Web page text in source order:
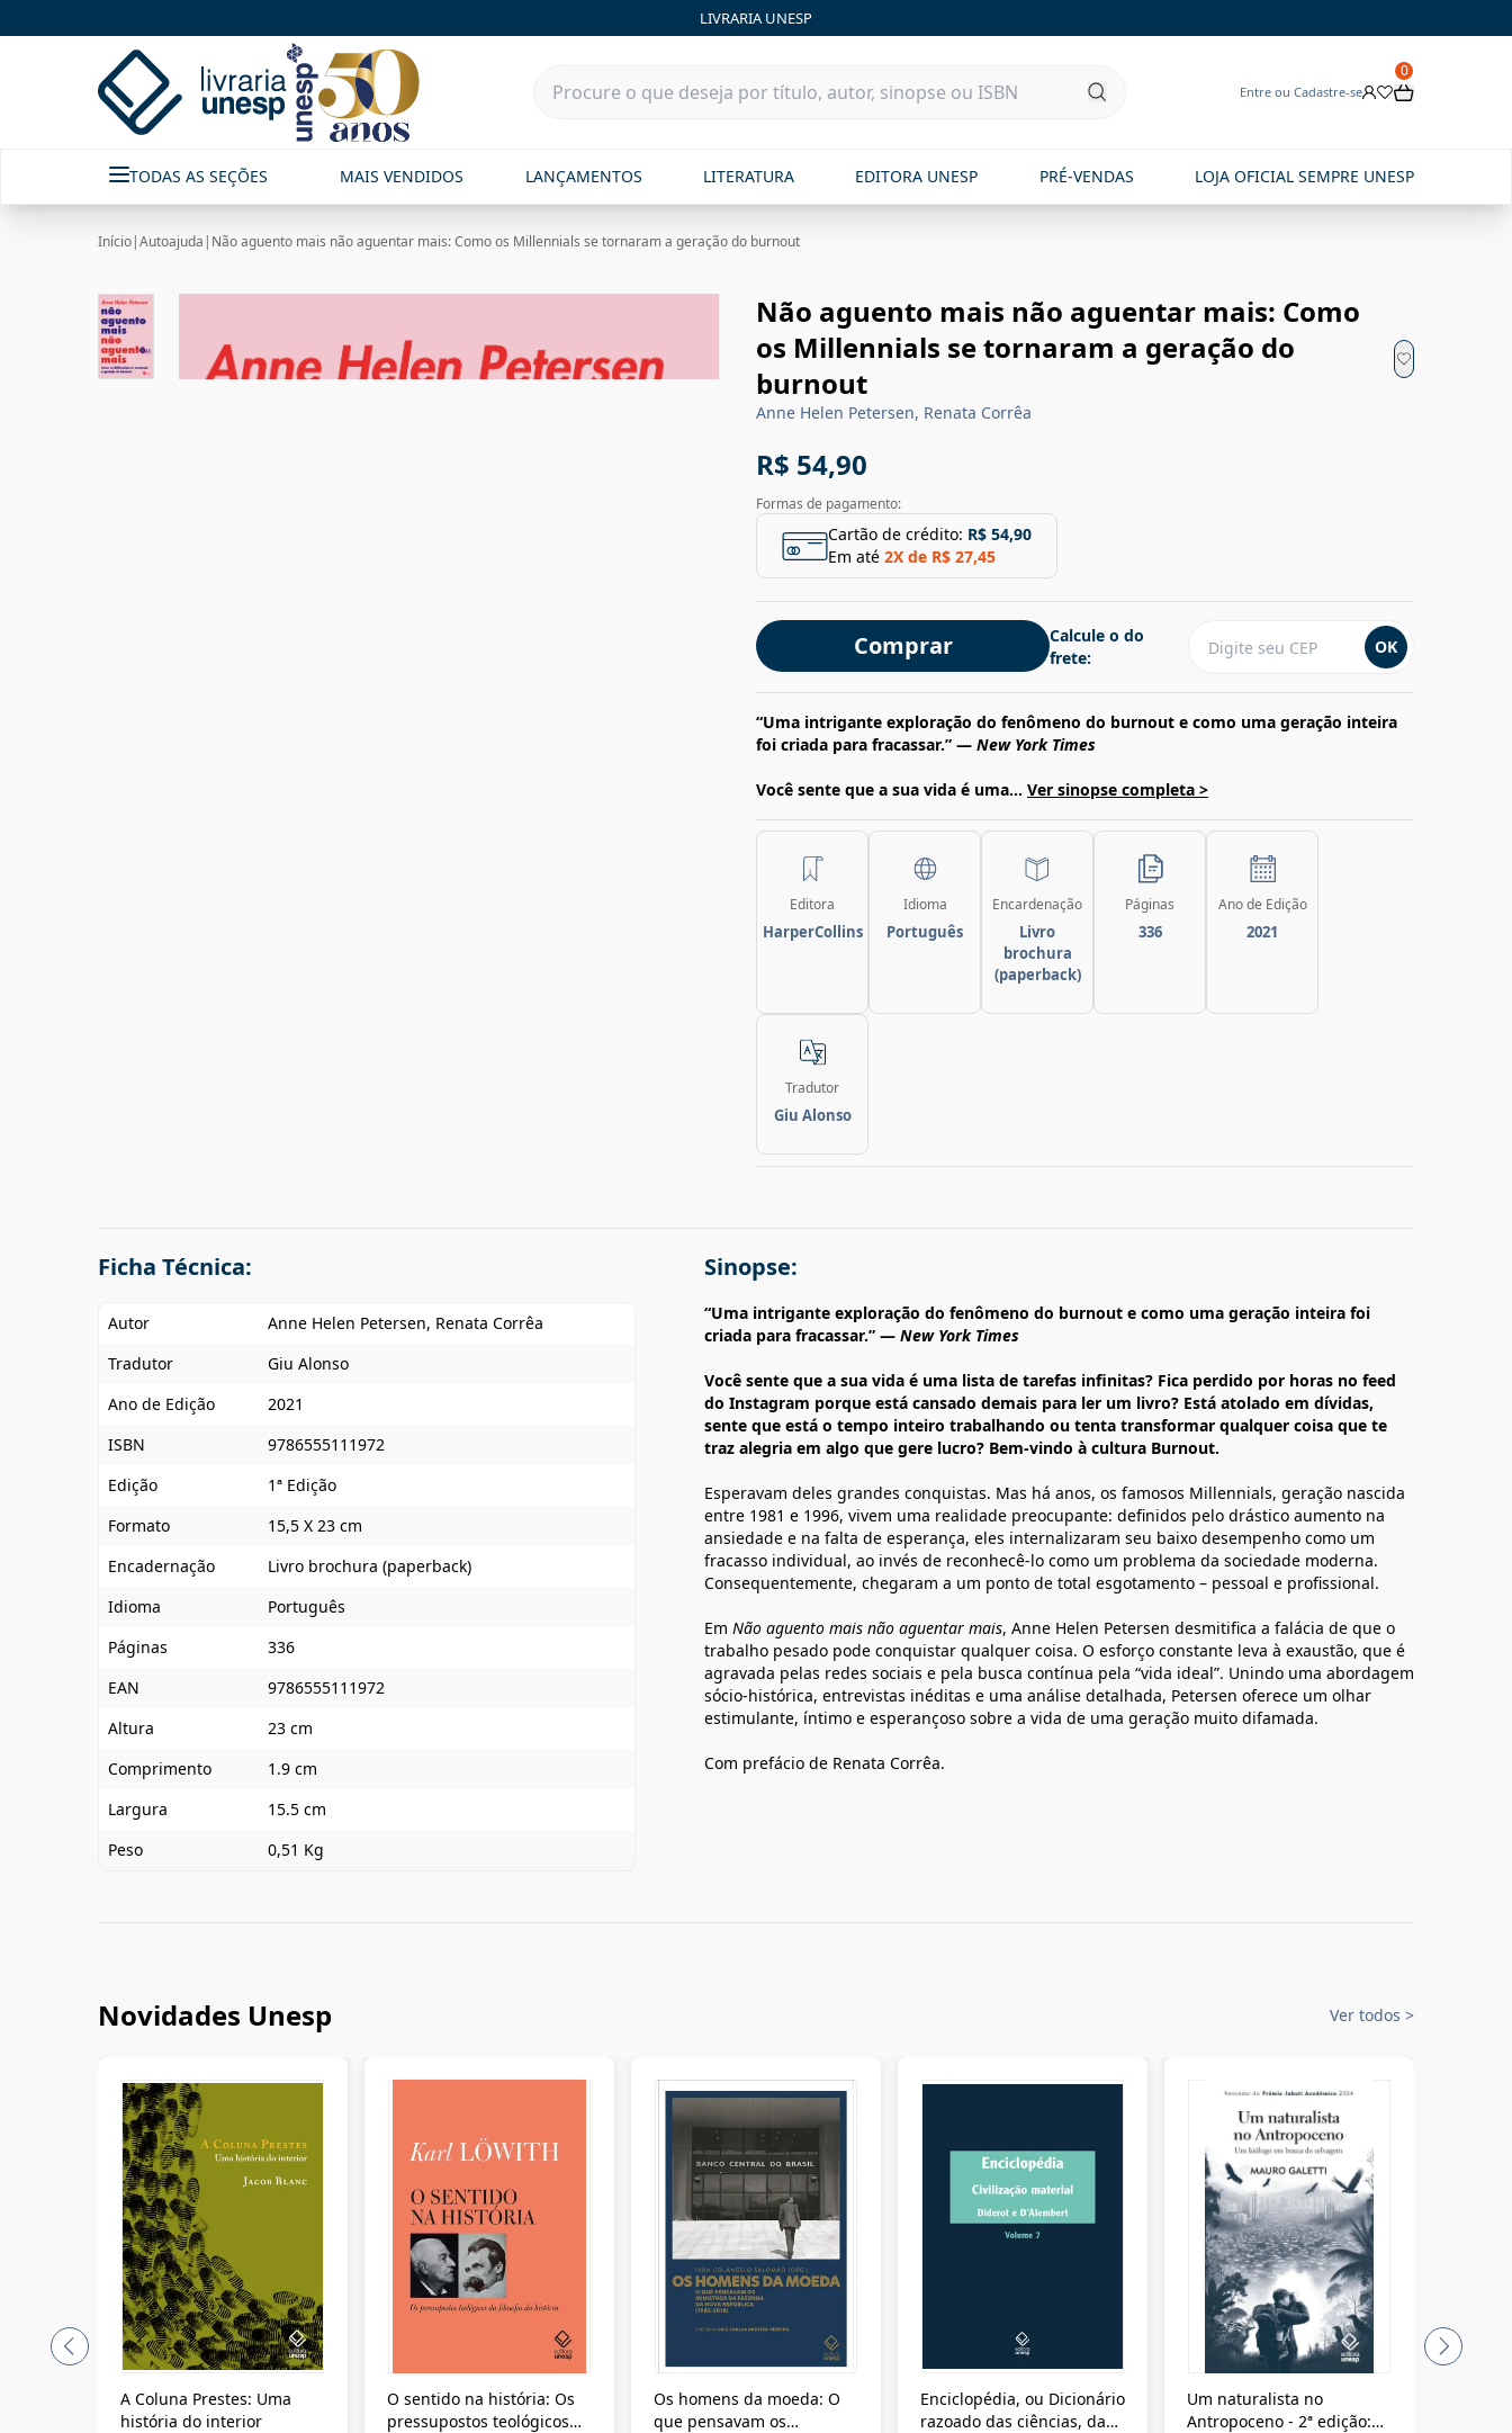
LIVRARIA UNESP
Entre ou Cadastre-se
0
TODAS AS SEÇÕES MAIS VENDIDOS LANÇAMENTOS LITERATURA EDITORA UNESP PRÉ-VENDAS LOJA OFICIAL SEMPRE UNESP
Início|Autoajuda | Não aguento mais não aguentar mais: Como os Millennials se tornaram a geração do burnout
Não aguento mais não aguentar mais: Como
os Millennials se tornaram a geração do
burnout
Anne Helen Petersen, Renata Corrêa
R$ 54,90
Formas de pagamento:
Cartão de crédito: R$ 54,90
Em até 2X de R$ 27,45
Comprar
Calcule o do
frete:
OK
“Uma intrigante exploração do fenômeno do burnout e como uma geração inteira
foi criada para fracassar.” — New York Times
Você sente que a sua vida é uma... Ver sinopse completa >
Editora
HarperCollins
Idioma
Português
Encardenação
Livro
brochura
(paperback)
Páginas
336
Ano de Edição
2021
Tradutor
Giu Alonso
Ficha Técnica:
Autor
Anne Helen Petersen, Renata Corrêa
Tradutor
Giu Alonso
Ano de Edição
2021
ISBN
9786555111972
Edição
1ª Edição
Formato
15,5 X 23 cm
Encadernação
Livro brochura (paperback)
Idioma
Português
Páginas
336
EAN
9786555111972
Altura
23 cm
Comprimento
1.9 cm
Largura
15.5 cm
Peso
0,51 Kg
Sinopse:
“Uma intrigante exploração do fenômeno do burnout e como uma geração inteira foi
criada para fracassar.” — New York Times
Você sente que a sua vida é uma lista de tarefas infinitas? Fica perdido por horas no feed
do Instagram porque está cansado demais para ler um livro? Está atolado em dívidas,
sente que está o tempo inteiro trabalhando ou tenta transformar qualquer coisa que te
traz alegria em algo que gere lucro? Bem-vindo à cultura Burnout.
Esperavam deles grandes conquistas. Mas há anos, os famosos Millennials, geração nascida
entre 1981 e 1996, vivem uma realidade preocupante: definidos pelo drástico aumento na
ansiedade e na falta de esperança, eles internalizaram seu baixo desempenho como um
fracasso individual, ao invés de reconhecê-lo como um problema da sociedade moderna.
Consequentemente, chegaram a um ponto de total esgotamento – pessoal e profissional.
Em Não aguento mais não aguentar mais, Anne Helen Petersen desmitifica a falácia de que o
trabalho pesado pode conquistar qualquer coisa. O esforço constante leva à exaustão, que é
agravada pelas redes sociais e pela busca contínua pela “vida ideal”. Unindo uma abordagem
sócio-histórica, entrevistas inéditas e uma análise detalhada, Petersen oferece um olhar
estimulante, íntimo e esperançoso sobre a vida de uma geração muito difamada.
Com prefácio de Renata Corrêa.
Novidades Unesp Ver todos >
A Coluna Prestes: Uma
história do interior
O sentido na história: Os
pressupostos teológicos
Os homens da moeda: O
que pensavam os
Enciclopédia, ou Dicionário
razoado das ciências, das
Um naturalista no
Antropoceno - 2ª edição: